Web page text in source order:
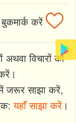
करें
विचारों को
जरूर साझा करें,
यहाँ साझा करें।